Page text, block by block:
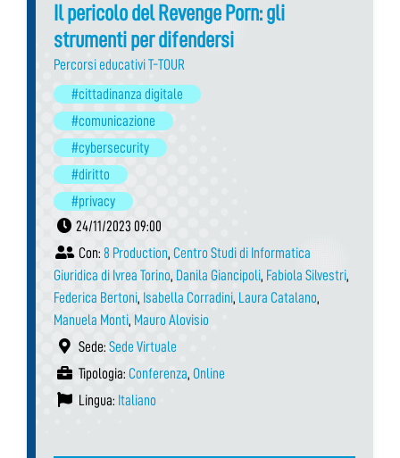
Il pericolo del Revenge Porn: gli
strumenti per difendersi
Percorsi educativi T-TOUR
#cittadinanza digitale
#comunicazione
#cybersecurity
#diritto
#privacy
24/11/2023 09:00
Con: 8 Production, Centro Studi di Informatica
Giuridica di Ivrea Torino, Danila Giancipoli, Fabiola Silvestri,
Federica Bertoni, Isabella Corradini, Laura Catalano,
Manuela Monti, Mauro Alovisio
Sede: Sede Virtuale
Tipologia: Conferenza, Online
Lingua: Italiano